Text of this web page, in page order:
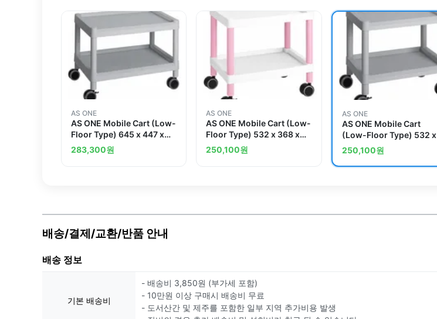
AS ONE
AS ONE Mobile Cart (Low-
Floor Type) 645 x 447 x
492 Gray MC20
283,300원
AS ONE
AS ONE Mobile Cart (Low-
Floor Type) 532 x 368 x
500 Pink MC10
250,100원
AS ONE
AS ONE Mobile Cart
(Low-Floor Type) 532 x
368 x 500 Gray MC10
250,100원
배송/결제/교환/반품 안내
배송 정보
기본 배송비
- 배송비 3,850원 (부가세 포함)
- 10만원 이상 구매시 배송비 무료
- 도서산간 및 제주를 포함한 일부 지역 추가비용 발생